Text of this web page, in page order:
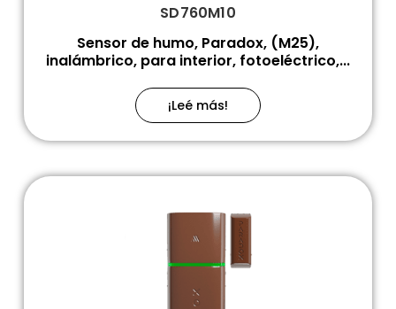
SD760M10
Sensor de humo, Paradox, (M25),
inalámbrico, para interior, fotoeléctrico,...
¡Leé más!